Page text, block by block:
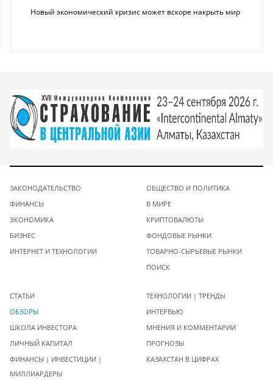
Новый экономический кризис может вскоре накрыть мир
ЗАКОНОДАТЕЛЬСТВО
ФИНАНСЫ
ЭКОНОМИКА
БИЗНЕС
ИНТЕРНЕТ И ТЕХНОЛОГИИ
ОБЩЕСТВО И ПОЛИТИКА
В МИРЕ
КРИПТОВАЛЮТЫ
ФОНДОВЫЕ РЫНКИ
ТОВАРНО-СЫРЬЕВЫЕ РЫНКИ
ПОИСК
СТАТЬИ
ОБЗОРЫ
ШКОЛА ИНВЕСТОРА
ЛИЧНЫЙ КАПИТАЛ
ФИНАНСЫ | ИНВЕСТИЦИИ |
МИЛЛИАРДЕРЫ
ТЕХНОЛОГИИ | ТРЕНДЫ
ИНТЕРВЬЮ
МНЕНИЯ И КОММЕНТАРИИ
ПРОГНОЗЫ
КАЗАХСТАН В ЦИФРАХ